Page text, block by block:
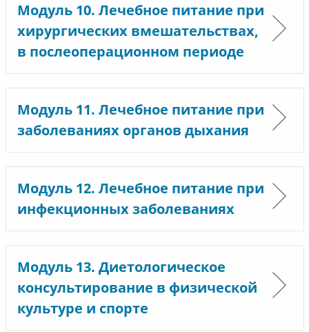
Модуль 10. Лечебное питание при
хирургических вмешательствах,
в послеоперационном периоде
Модуль 11. Лечебное питание при
заболеваниях органов дыхания
Модуль 12. Лечебное питание при
инфекционных заболеваниях
Модуль 13. Диетологическое
консультирование в физической
культуре и спорте